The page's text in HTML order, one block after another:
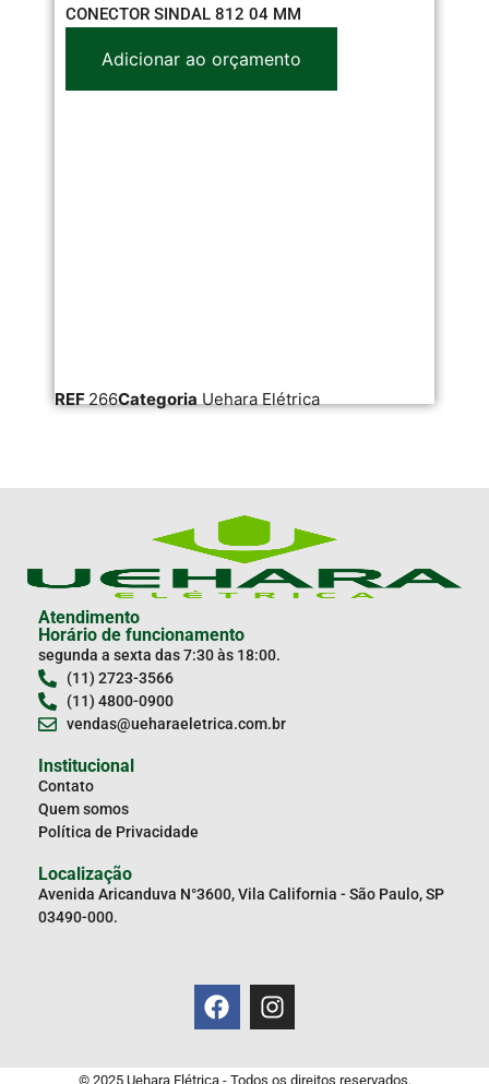
CONECTOR SINDAL 812 04 MM
Adicionar ao orçamento
REF 266Categoria Uehara Elétrica
Atendimento
Horário de funcionamento
segunda a sexta das 7:30 às 18:00.
(11) 2723-3566
(11) 4800-0900
vendas@ueharaeletrica.com.br
Institucional
Contato
Quem somos
Política de Privacidade
Localização
Avenida Aricanduva N°3600, Vila California - São Paulo, SP
03490-000.
© 2025 Uehara Elétrica - Todos os direitos reservados.